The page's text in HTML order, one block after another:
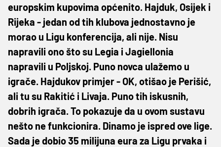
europskim kupovima općenito. Hajduk, Osijek i
Rijeka - jedan od tih klubova jednostavno je
morao u Ligu konferencija, ali nije. Nisu
napravili ono što su Legia i Jagiellonia
napravili u Poljskoj. Puno novca ulažemo u
igrače. Hajdukov primjer - OK, otišao je Perišić,
ali tu su Rakitić i Livaja. Puno tih iskusnih,
dobrih igrača. To pokazuje da u ovom sustavu
nešto ne funkcionira. Dinamo je ispred ove lige.
Sada je dobio 35 milijuna eura za Ligu prvaka i